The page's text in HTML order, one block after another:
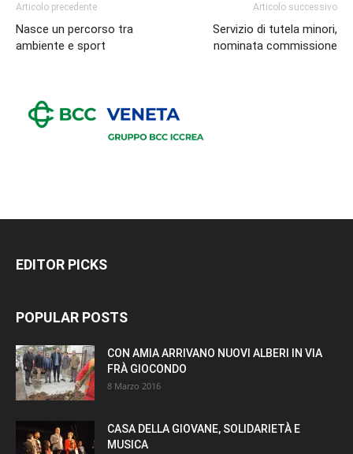
Articolo precedente
Nasce un percorso tra
ambiente e sport
Articolo successivo
Servizio di tutela minori,
nominata commissione
EDITOR PICKS
POPULAR POSTS
CON AMIA ARRIVANO NUOVI ALBERI IN VIA
FRÀ GIOCONDO
8 Marzo 2016
CASA DELLA GIOVANE, SOLIDARIETÀ E
MUSICA